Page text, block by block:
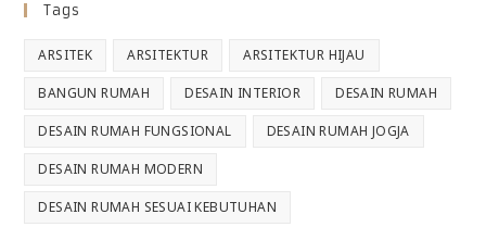
Tags
ARSITEK ARSITEKTUR ARSITEKTUR HIJAU
BANGUN RUMAH DESAIN INTERIOR DESAIN RUMAH
DESAIN RUMAH FUNGSIONAL DESAIN RUMAH JOGJA
DESAIN RUMAH MODERN
DESAIN RUMAH SESUAI KEBUTUHAN